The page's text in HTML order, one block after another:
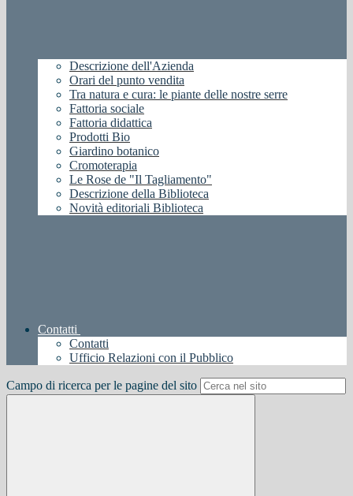
Descrizione dell'Azienda
Orari del punto vendita
Tra natura e cura: le piante delle nostre serre
Fattoria sociale
Fattoria didattica
Prodotti Bio
Giardino botanico
Cromoterapia
Le Rose de "Il Tagliamento"
Descrizione della Biblioteca
Novità editoriali Biblioteca
Contatti
Contatti
Ufficio Relazioni con il Pubblico
Campo di ricerca per le pagine del sito